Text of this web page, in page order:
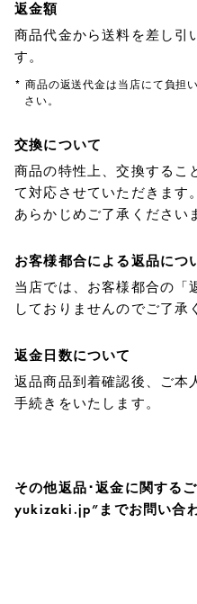
返金額
商品代金から送料を差し引
す。
* 商品の返送代金は当店にて負担
さい。
交換について
商品の特性上、交換するこ
て対応させていただきます。
あらかじめご了承ください
お客様都合による返品につ
当店では、お客様都合の「
しておりませんのでご了承
返金日数について
返品商品到着確認後、ご本
手続きをいたします。
その他返品･返金に関する
yukizaki.jp”までお問い合